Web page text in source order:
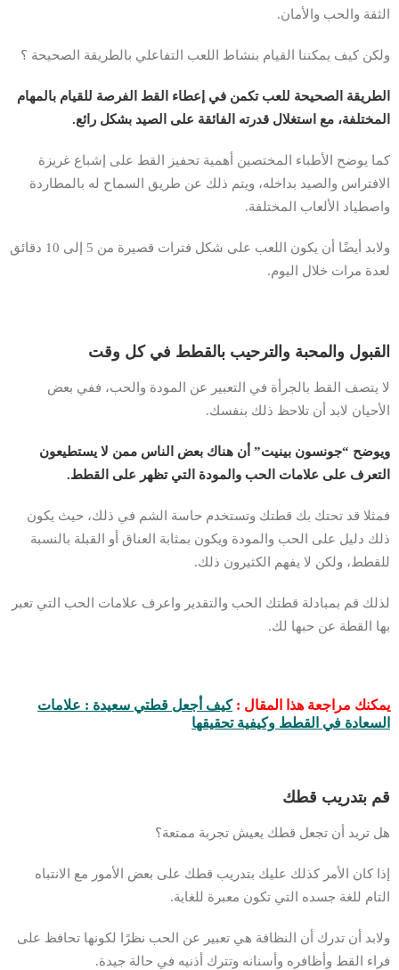
الثقة والحب والأمان.
ولكن كيف يمكننا القيام بنشاط اللعب التفاعلي بالطريقة الصحيحة ؟
الطريقة الصحيحة للعب تكمن في إعطاء القط الفرصة للقيام بالمهام
المختلفة، مع استغلال قدرته الفائقة على الصيد بشكل رائع.
كما يوضح الأطباء المختصين أهمية تحفيز القط على إشباع غريزة
الافتراس والصيد بداخله، ويتم ذلك عن طريق السماح له بالمطاردة
واصطياد الألعاب المختلفة.
ولابد أيضًا أن يكون اللعب على شكل فترات قصيرة من 5 إلى 10 دقائق
لعدة مرات خلال اليوم.
القبول والمحبة والترحيب بالقطط في كل وقت
لا يتصف القط بالجرأة في التعبير عن المودة والحب، ففي بعض
الأحيان لابد أن تلاحظ ذلك بنفسك.
ويوضح “جونسون بينيت” أن هناك بعض الناس ممن لا يستطيعون
التعرف على علامات الحب والمودة التي تظهر على القطط.
فمثلا قد تحتك بك قطتك وتستخدم حاسة الشم في ذلك، حيث يكون
ذلك دليل على الحب والمودة ويكون بمثابة العناق أو القبلة بالنسبة
للقطط، ولكن لا يفهم الكثيرون ذلك.
لذلك قم بمبادلة قطتك الحب والتقدير واعرف علامات الحب التي تعبر
بها القطة عن حبها لك.
يمكنك مراجعة هذا المقال :كيف أجعل قطتي سعيدة : علامات
السعادة في القطط وكيفية تحقيقها
قم بتدريب قطك
هل تريد أن تجعل قطك يعيش تجربة ممتعة؟
إذا كان الأمر كذلك عليك بتدريب قطك على بعض الأمور مع الانتباه
التام للغة جسده التي تكون معبرة للغاية.
ولابد أن تدرك أن النظافة هي تعبير عن الحب نظرًا لكونها تحافظ على
فراء القط وأظافره وأسنانه وتترك أذنيه في حالة جيدة.